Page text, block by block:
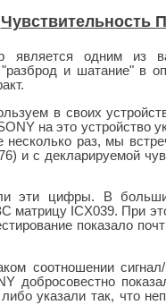
Чувствительность
является одним
и шатание" в
в своих
на это устройство
несколько раз, мы
и с декларируемой
эти цифры. В
матрицу ICX039. При
показало
соотношении
добросовестно
указали так, что